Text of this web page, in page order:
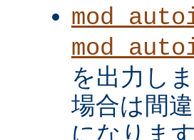
を出力し
場合は間
になります